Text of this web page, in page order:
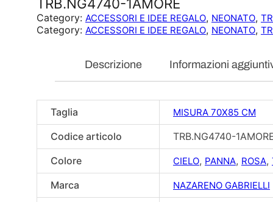
Category: ACCESSORI E IDEE REGALO, NEONATO,
Category: ACCESSORI E IDEE REGALO, NEONATO,
Descrizione Informazioni
Taglia MISURA 70X85 CM
Codice articolo
TRB.NG4740-
Colore
CIELO, PANNA, ROSA,
Marca NAZARENO GABRIELLI